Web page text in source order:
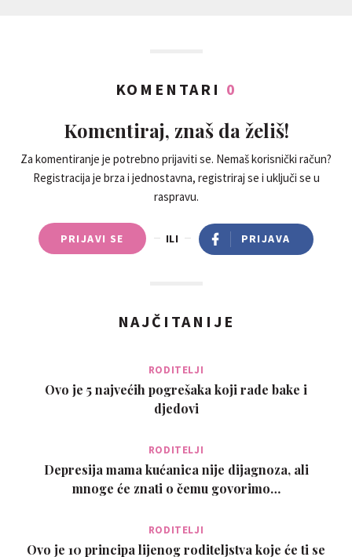
KOMENTARI 0
Komentiraj, znaš da želiš!
Za komentiranje je potrebno prijaviti se. Nemaš korisnički račun?
Registracija je brza i jednostavna, registriraj se i uključi se u
raspravu.
PRIJAVI SE ILI PRIJAVA
NAJČITANIJE
RODITELJI
Ovo je 5 najvećih pogrešaka koji rade bake i
djedovi
RODITELJI
Depresija mama kućanica nije dijagnoza, ali
mnoge će znati o čemu govorimo…
RODITELJI
Ovo je 10 principa lijenog roditeljstva koje će ti se